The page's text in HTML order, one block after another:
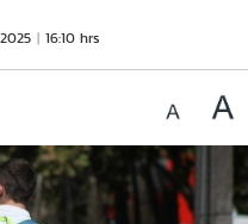
16:10 hrs